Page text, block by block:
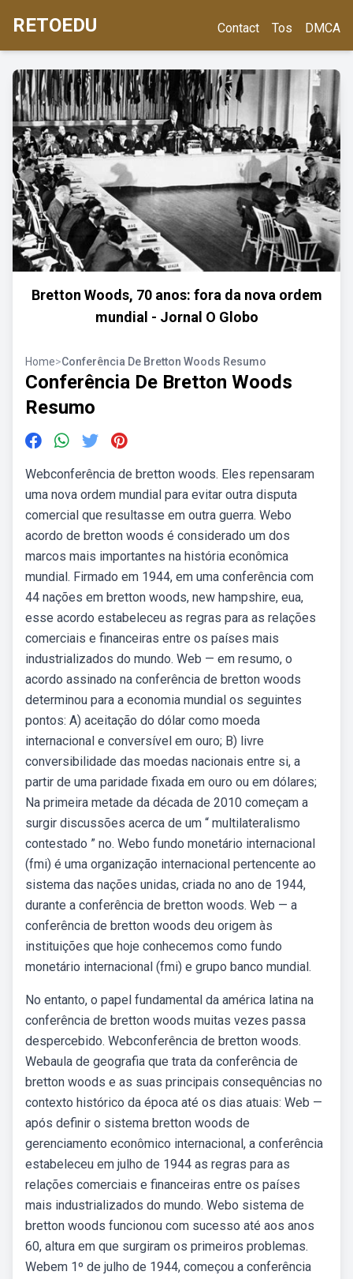
RETOEDU Contact Tos DMCA
Bretton Woods, 70 anos: fora da nova ordem
mundial - Jornal O Globo
Home>Conferência De Bretton Woods Resumo
Conferência De Bretton Woods
Resumo
Webconferência de bretton woods. Eles repensaram
uma nova ordem mundial para evitar outra disputa
comercial que resultasse em outra guerra. Webo
acordo de bretton woods é considerado um dos
marcos mais importantes na história econômica
mundial. Firmado em 1944, em uma conferência com
44 nações em bretton woods, new hampshire, eua,
esse acordo estabeleceu as regras para as relações
comerciais e financeiras entre os países mais
industrializados do mundo. Web — em resumo, o
acordo assinado na conferência de bretton woods
determinou para a economia mundial os seguintes
pontos: A) aceitação do dólar como moeda
internacional e conversível em ouro; B) livre
conversibilidade das moedas nacionais entre si, a
partir de uma paridade fixada em ouro ou em dólares;
Na primeira metade da década de 2010 começam a
surgir discussões acerca de um “ multilateralismo
contestado ” no. Webo fundo monetário internacional
(fmi) é uma organização internacional pertencente ao
sistema das nações unidas, criada no ano de 1944,
durante a conferência de bretton woods. Web — a
conferência de bretton woods deu origem às
instituições que hoje conhecemos como fundo
monetário internacional (fmi) e grupo banco mundial.
No entanto, o papel fundamental da américa latina na
conferência de bretton woods muitas vezes passa
despercebido. Webconferência de bretton woods.
Webaula de geografia que trata da conferência de
bretton woods e as suas principais consequências no
contexto histórico da época até os dias atuais: Web —
após definir o sistema bretton woods de
gerenciamento econômico internacional, a conferência
estabeleceu em julho de 1944 as regras para as
relações comerciais e financeiras entre os países
mais industrializados do mundo. Webo sistema de
bretton woods funcionou com sucesso até aos anos
60, altura em que surgiram os primeiros problemas.
Webem 1º de julho de 1944, começou a conferência